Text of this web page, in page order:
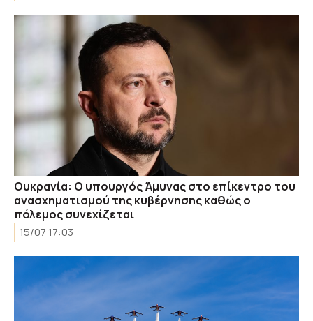
Ουκρανία: Ο υπουργός Άμυνας στο επίκεντρο του
ανασχηματισμού της κυβέρνησης καθώς ο
πόλεμος συνεχίζεται
15/07 17:03